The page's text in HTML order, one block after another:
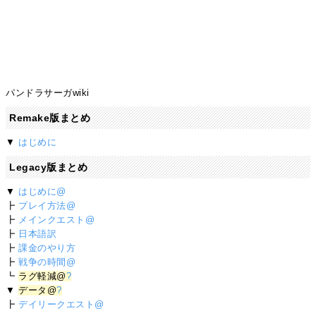
パンドラサーガwiki
Remake版まとめ
▼ はじめに
Legacy版まとめ
▼ はじめに@
┣ プレイ方法@
┣ メインクエスト@
┣ 日本語訳
┣課金のやり方
┣戦争の時間@
┗ ラグ軽減@?
▼データ@?
┣デイリークエスト@